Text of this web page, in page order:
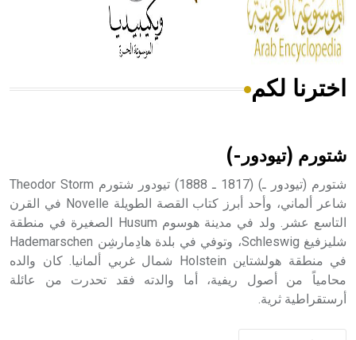
أجود أنواعه، ويمتاز بكبر الحجم ويسمى الش
هل تعلم أن الأبسيد كلمة فرنسية اللفظ تم اعتمادها مصطلحاً
- هل تعلم أن أبجر Abgar اسم معروف جيداً يعود إلى عدد من
الملوك الذين حكموا مدينة إديسا (الرها) من أبجر الأول وحتى
التاسع، وهم ينتسبون إلى أسرة أوسروين
اخترنا لكم
شتورم (تيودور-)
شتورم (تيودور ـ) (1817 ـ 1888) تيودور شتورم Theodor Storm
شاعر ألماني، وأحد أبرز كتاب القصة الطويلة Novelle في القرن
التاسع عشر. ولد في مدينة هوسوم Husum الصغيرة في منطقة
شليزفيغ Schleswig، وتوفي في بلدة هادِمارشِن Hademarschen
في منطقة هولشتاين Holstein شمال غربي ألمانيا. كان والده
محامياً من أصول ريفية، أما والدته فقد تحدرت من عائلة
أرستقراطية ثرية.